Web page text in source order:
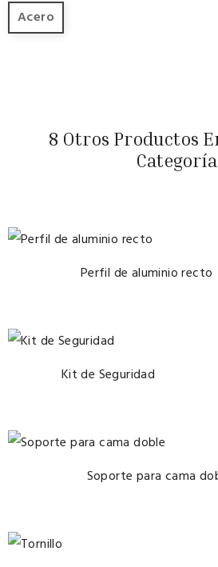
Acero
8 Otros Productos
Perfil de aluminio recto
Kit de Seguridad
Soporte para cama